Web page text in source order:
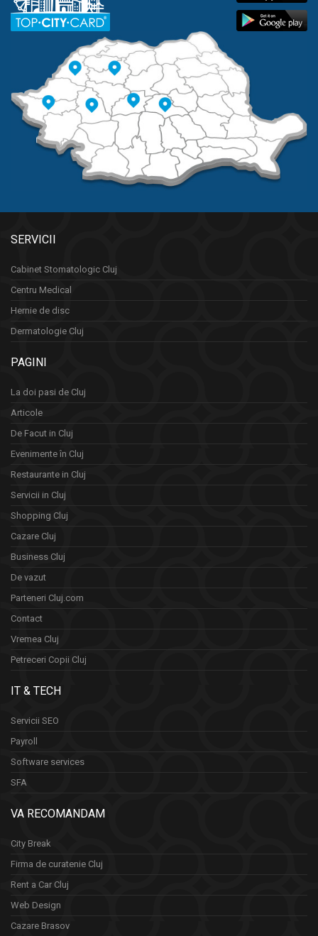
SERVICII
Cabinet Stomatologic Cluj
Centru Medical
Hernie de disc
Dermatologie Cluj
PAGINI
La doi pasi de Cluj
Articole
De Facut in Cluj
Evenimente în Cluj
Restaurante in Cluj
Servicii in Cluj
Shopping Cluj
Cazare Cluj
Business Cluj
De vazut
Parteneri Cluj.com
Contact
Vremea Cluj
Petreceri Copii Cluj
IT & TECH
Servicii SEO
Payroll
Software services
SFA
VA RECOMANDAM
City Break
Firma de curatenie Cluj
Rent a Car Cluj
Web Design
Cazare Brasov